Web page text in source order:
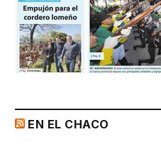
EN EL CHACO